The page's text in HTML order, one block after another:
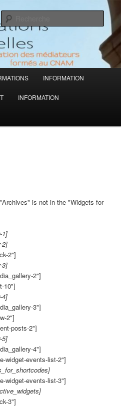
médiateurs formés
INFORMATION
INFORMATION
is not in the "Widgets for
1]
2]
2"]
3]
2"]
10"]
4]
3"]
2"]
posts-2"]
5]
4"]
widget-events-list-2"]
widget-events-list-3"]
3"]